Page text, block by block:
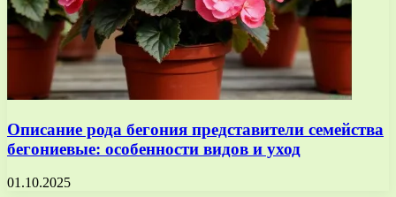
Описание рода бегония представители семейства
бегониевые: особенности видов и уход
01.10.2025